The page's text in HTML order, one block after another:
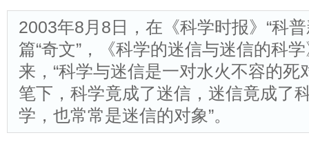
2003年8月8日，在《科学时报》“科
篇“奇文”，《科学的迷信与迷信的科
来，“科学与迷信是一对水火不容的死
笔下，科学竟成了迷信，迷信竟成了
学，也常常是迷信的对象”。